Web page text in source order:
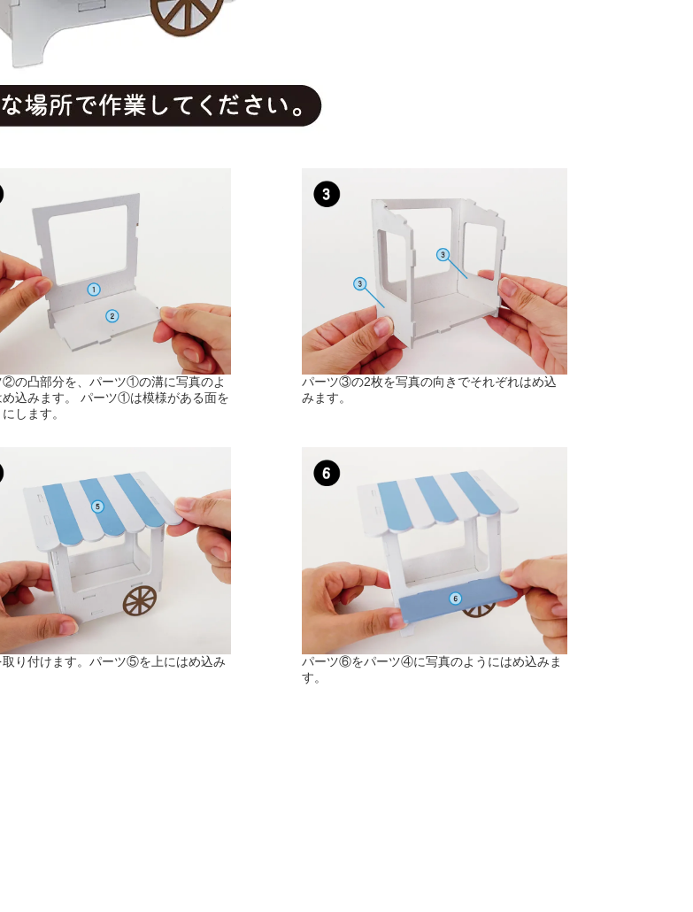
②の凸部分を、パーツ①の溝に写真のよ
め込みます。 パーツ①は模様がある面を
します。
パーツ③の2枚を写真の向きでそれぞれはめ込
みます。
取り付けます。パーツ⑤を上にはめ込み
パーツ⑥をパーツ④に写真のようにはめ込みま
す。